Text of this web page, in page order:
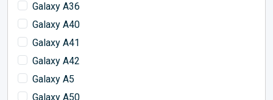
Galaxy A36
Galaxy A40
Galaxy A41
Galaxy A42
Galaxy A5
Galaxy A50